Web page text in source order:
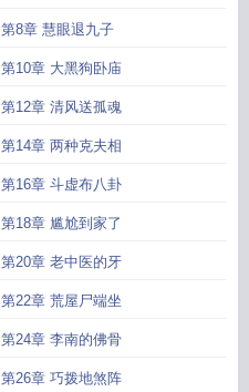
第8章 慧眼退九子
第10章 大黑狗卧庙
第12章 清风送孤魂
第14章 两种克夫相
第16章 斗虚布八卦
第18章 尴尬到家了
第20章 老中医的牙
第22章 荒屋尸端坐
第24章 李南的佛骨
第26章 巧拨地煞阵